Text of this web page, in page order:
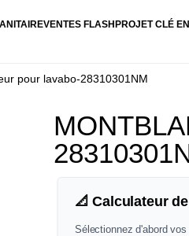
VENTES FLASH PROJET CLÉ
pour lavabo-28310301NM
📐 Calculateur
Sélectionnez d'abord